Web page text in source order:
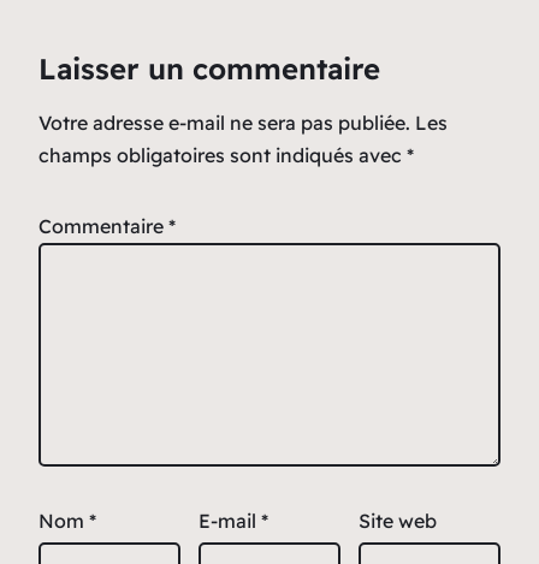
Laisser un commentaire
Votre adresse e-mail ne sera pas publiée. Les
champs obligatoires sont indiqués avec *
Commentaire *
Nom * E-mail * Site web